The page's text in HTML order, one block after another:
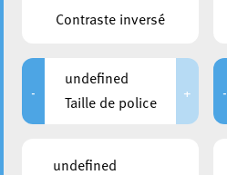
Contraste inversé
-
undefined
Taille de police
+ -
undefined